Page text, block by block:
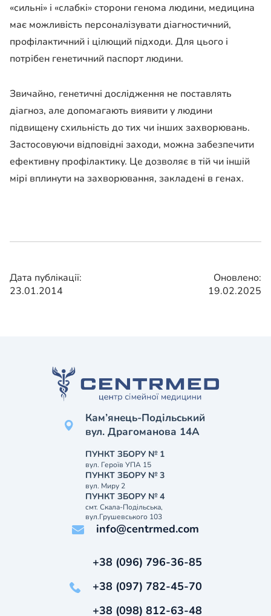
«сильні» і «слабкі» сторони генома людини, медицина
має можливість персоналізувати діагностичний,
профілактичний і цілющий підходи. Для цього і
потрібен генетичний паспорт людини.
Звичайно, генетичні дослідження не поставлять
діагноз, але допомагають виявити у людини
підвищену схильність до тих чи інших захворювань.
Застосовуючи відповідні заходи, можна забезпечити
ефективну профілактику. Це дозволяє в тій чи іншій
мірі вплинути на захворювання, закладені в генах.
Дата публікації:
23.01.2014
Оновлено:
19.02.2025
Кам’янець-Подільський
вул. Драгоманова 14А
ПУНКТ ЗБОРУ № 1
вул. Героїв УПА 15
ПУНКТ ЗБОРУ № 3
вул. Миру 2
ПУНКТ ЗБОРУ № 4
смт. Скала-Подільська,
вул.Грушевського 103
info@centrmed.com
+38 (096) 796-36-85
+38 (097) 782-45-70
+38 (098) 812-63-48